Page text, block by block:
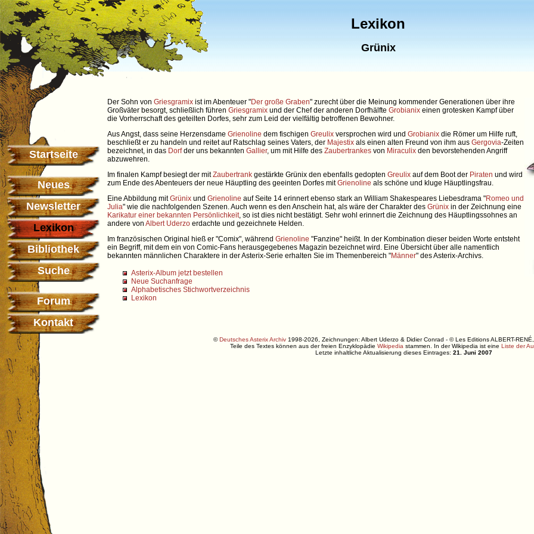
Lexikon
Grünix
Startseite
Neues
Newsletter
Lexikon
Bibliothek
Suche
Forum
Kontakt
Der Sohn von Griesgramix ist im Abenteuer "Der große Graben" zurecht über die Meinung kommender Generationen über ihre
Großväter besorgt, schließlich führen Griesgramix und der Chef der anderen Dorfhälfte Grobianix einen grotesken Kampf über
die Vorherrschaft des geteilten Dorfes, sehr zum Leid der vielfältig betroffenen Bewohner.
Aus Angst, dass seine Herzensdame Grienoline dem fischigen Greulix versprochen wird und Grobianix die Römer um Hilfe ruft,
beschließt er zu handeln und reitet auf Ratschlag seines Vaters, der Majestix als einen alten Freund von ihm aus Gergovia-Zeiten
bezeichnet, in das Dorfder uns bekannten Gallier, um mit Hilfe des Zaubertrankes von Miraculix den bevorstehenden Angriff
abzuwehren.
Im finalen Kampf besiegt der mitZaubertrank gestärkte Grünix den ebenfalls gedopten Greulix auf dem Boot der Piraten und wird
zum Ende des Abenteuers der neue Häuptling des geeinten Dorfes mitGrienoline als schöne und kluge Häuptlingsfrau.
Eine Abbildung mitGrünix und Grienoline auf Seite 14 erinnert ebenso stark an William Shakespeares Liebesdrama "Romeo und
Julia" wie die nachfolgenden Szenen. Auch wenn es den Anschein hat, als wäre der Charakter des Grünix in der Zeichnung eine
Karikatur einer bekannten Persönlichkeit, so ist dies nicht bestätigt. Sehr wohl erinnert die Zeichnung des Häuptlingssohnes an
andere von Albert Uderzo erdachte und gezeichnete Helden.
Im französischen Original hieß er "Comix", während Grienoline "Fanzine" heißt. In der Kombination dieser beiden Worte entsteht
ein Begriff, mit dem ein von Comic-Fans herausgegebenes Magazin bezeichnet wird. Eine Übersicht über alle namentlich
bekannten männlichen Charaktere in der Asterix-Serie erhalten Sie im Themenbereich "Männer" des Asterix-Archivs.
Asterix-Album jetzt bestellen
Neue Suchanfrage
Alphabetisches Stichwortverzeichnis
Lexikon
©Deutsches Asterix Archiv1998-2026, Zeichnungen: Albert Uderzo & Didier Conrad - © Les Editions ALBERT-RENÉ,
Teile des Textes können aus der freien Enzyklopädie Wikipedia stammen. In der Wikipedia ist eine Liste der
Letzte inhaltliche Aktualisierung dieses Eintrages: 21. Juni 2007